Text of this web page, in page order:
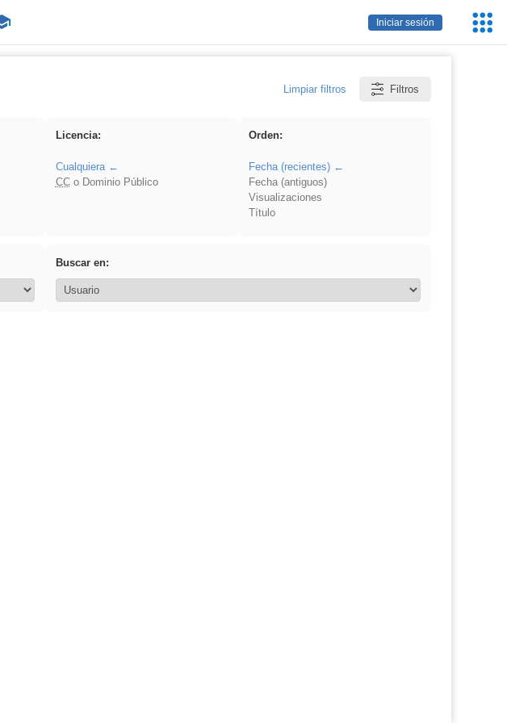
Iniciar sesión
Limpiar filtros Filtros
Licencia:
Cualquiera
CCo Dominio Público
Orden:
Fecha (recientes)
Fecha (antiguos)
Visualizaciones
Título
Buscar en: